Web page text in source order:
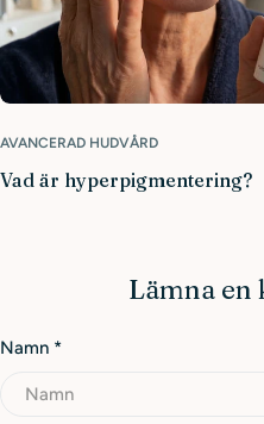
AVANCERAD HUDVÅRD
Vad är hyperpigmentering?
Lämna
Namn *